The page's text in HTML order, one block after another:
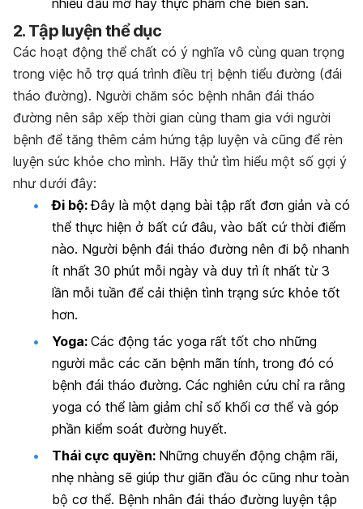
nhiều dầu mỡ hay thực phẩm chế biến sẵn.
2. Tập luyện thể dục
Các hoạt động thể chất có ý nghĩa vô cùng quan trọng
trong việc hỗ trợ quá trình điều trị bệnh tiểu đường (đái
tháo đường). Người chăm sóc bệnh nhân đái tháo
đường nên sắp xếp thời gian cùng tham gia với người
bệnh để tăng thêm cảm hứng tập luyện và cũng để rèn
luyện sức khỏe cho mình. Hãy thử tìm hiểu một số gợi ý
như dưới đây:
Đi bộ:Đây là một dạng bài tập rất đơn giản và có
thể thực hiện ở bất cứ đâu, vào bất cứ thời điểm
nào. Người bệnh đái tháo đường nên đi bộ nhanh
ít nhất 30 phút mỗi ngày và duy trì ít nhất từ 3
lần mỗi tuần để cải thiện tình trạng sức khỏe tốt
hơn.
Yoga: Các động tác yoga rất tốt cho những
người mắc các căn bệnh mãn tính, trong đó có
bệnh đái tháo đường. Các nghiên cứu chỉ ra rằng
yoga có thể làm giảm chỉ số khối cơ thể và góp
phần kiểm soát đường huyết.
Thái cực quyền: Những chuyển động chậm rãi,
nhẹ nhàng sẽ giúp thư giãn đầu óc cũng như toàn
bộ cơ thể. Bệnh nhân đái tháo đường luyện tập